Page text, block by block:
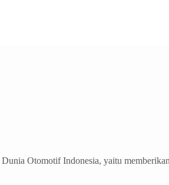
Otomotif Indonesia, yaitu